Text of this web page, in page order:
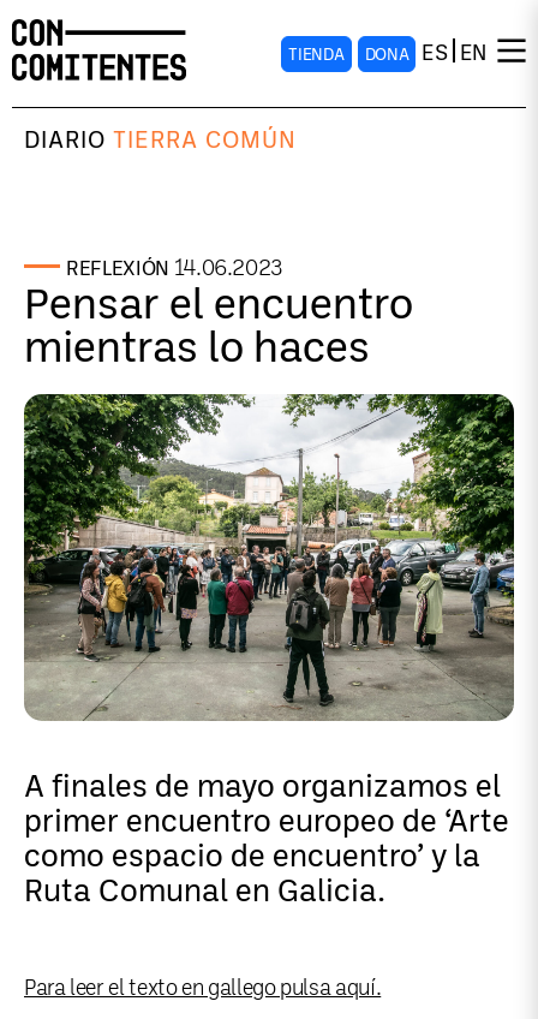
TIENDA DONA ES EN
DIARIO TIERRA COMÚN
REFLEXIÓN 14.06.2023
Pensar el encuentro
mientras lo haces
A finales de mayo organizamos el
primer encuentro europeo de ‘Arte
como espacio de encuentro’ y la
Ruta Comunal en Galicia.
Para leer el texto en gallego pulsa aquí.